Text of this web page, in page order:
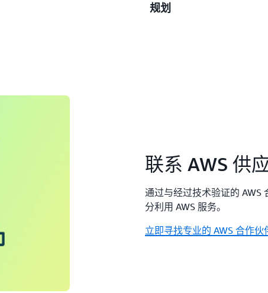
支持与客户订单的创建、
规划
联系 AWS 供
通过与经过技术验证的 AWS
分利用 AWS 服务。
立即寻找专业的 AWS 合作伙